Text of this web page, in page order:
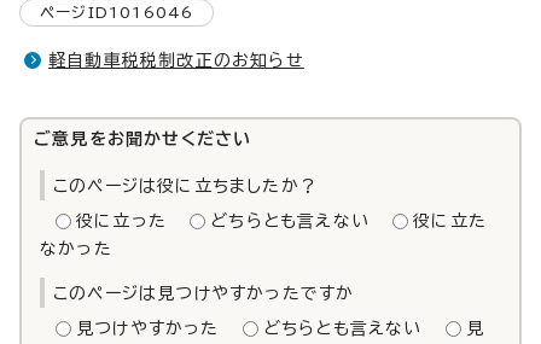
ページID1016046
軽自動車税税制改正のお知らせ
ご意見をお聞かせください
このページは役に立ちましたか？
役に立った どちらとも言えない
役に立た
なかった
このページは見つけやすかったですか
見つけやすかった どちらとも言えない
見